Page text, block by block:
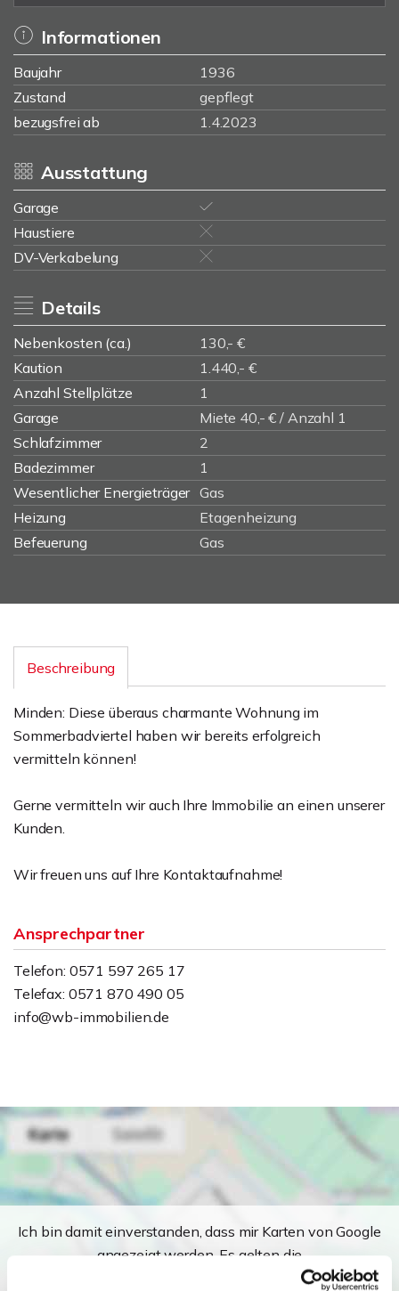
Informationen
Baujahr
1936
Zustand
gepflegt
bezugsfrei ab
1.4.2023
Ausstattung
Garage
Haustiere
DV-Verkabelung
Details
Nebenkosten (ca.)
130,- €
Kaution
1.440,- €
Anzahl Stellplätze
1
Garage
Miete 40,- € / Anzahl 1
Schlafzimmer
2
Badezimmer
1
Wesentlicher Energieträger Gas
Heizung
Etagenheizung
Befeuerung
Gas
Beschreibung
Minden: Diese überaus charmante Wohnung im
Sommerbadviertel haben wir bereits erfolgreich
vermitteln können!
Gerne vermitteln wir auch Ihre Immobilie an einen unserer
Kunden.
Wir freuen uns auf Ihre Kontaktaufnahme!
Ansprechpartner
Telefon: 0571 597 265 17
Telefax: 0571 870 490 05
info@wb-immobilien.de
Ich bin damit einverstanden, dass mir Karten von Google
angezeigt werden. Es gelten die
Datenschutzbedingungen von Google